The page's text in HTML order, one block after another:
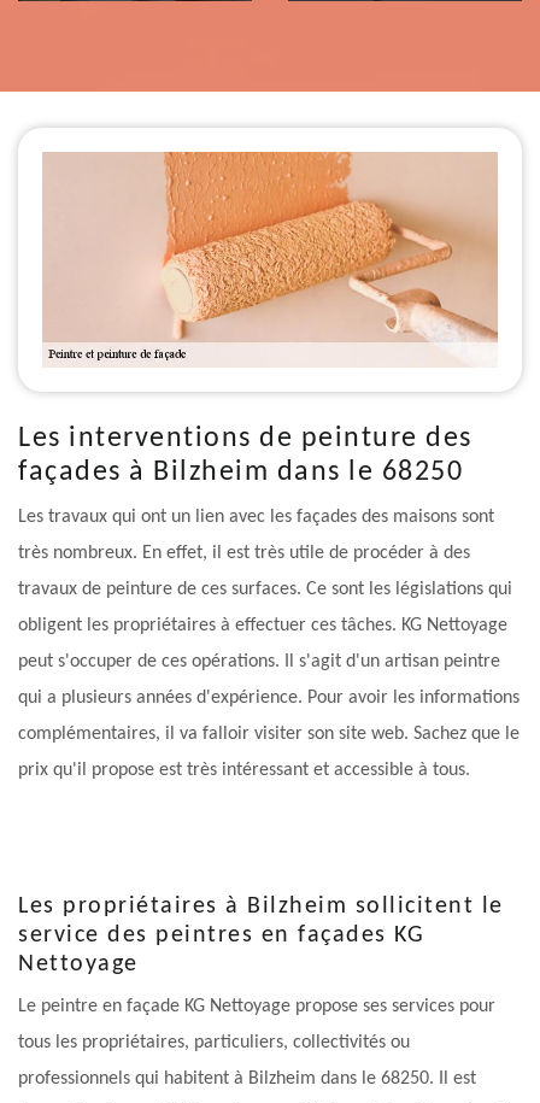
Les interventions de peinture des
façades à Bilzheim dans le 68250
Les travaux qui ont un lien avec les façades des maisons sont
très nombreux. En effet, il est très utile de procéder à des
travaux de peinture de ces surfaces. Ce sont les législations qui
obligent les propriétaires à effectuer ces tâches. KG Nettoyage
peut s'occuper de ces opérations. Il s'agit d'un artisan peintre
qui a plusieurs années d'expérience. Pour avoir les informations
complémentaires, il va falloir visiter son site web. Sachez que le
prix qu'il propose est très intéressant et accessible à tous.
Les propriétaires à Bilzheim sollicitent le
service des peintres en façades KG
Nettoyage
Le peintre en façade KG Nettoyage propose ses services pour
tous les propriétaires, particuliers, collectivités ou
professionnels qui habitent à Bilzheim dans le 68250. Il est